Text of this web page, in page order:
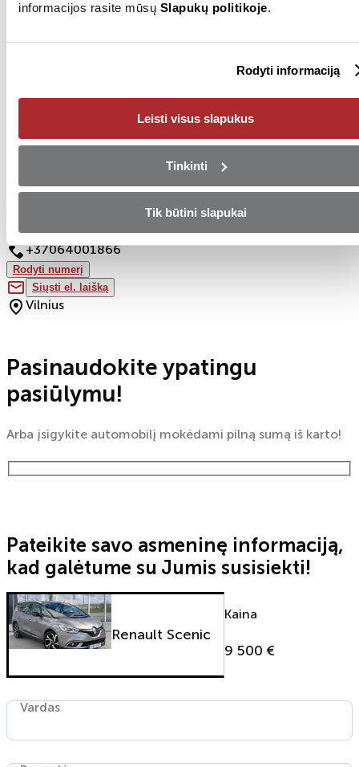
informacijos rasite mūsų Slapukų politikoje.
Rodyti informaciją
Leisti visus slapukus
Tinkinti
Tik būtini slapukai
Rodyti visus (42)
+37064001866
Rodyti numerį
Siųsti el. laišką
Vilnius
Pasinaudokite ypatingu
pasiūlymu!
Arba įsigykite automobilį mokėdami pilną sumą iš karto!
Pateikite savo asmeninę informaciją,
kad galėtume su Jumis susisiekti!
Renault Scenic
Kaina
9 500 €
Vardas